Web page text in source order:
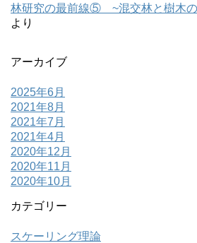
林研究の最前線⑤ ~混交林と樹木の
より
アーカイブ
2025年6月
2021年8月
2021年7月
2021年4月
2020年12月
2020年11月
2020年10月
カテゴリー
スケーリング理論